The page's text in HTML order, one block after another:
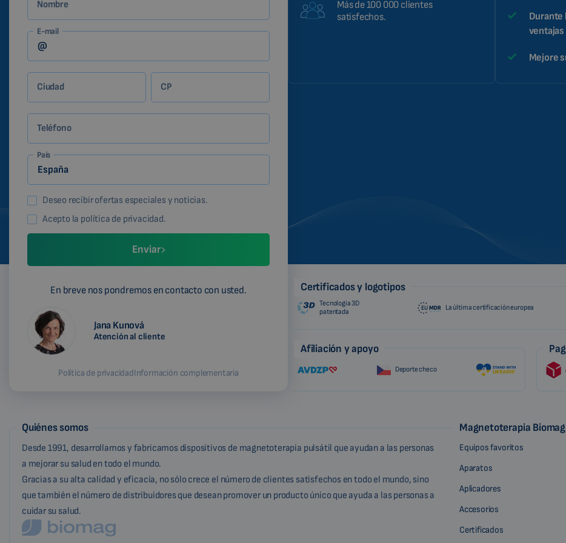
Nombre
E-mail
Ciudad CP
Teléfono
País
Deseo recibir ofertas especiales y noticias.
Acepto la política de privacidad.
Enviar
En breve nos pondremos en contacto con usted.
Jana Kunová
Atención al cliente
Política de privacidadInformación complementaria
Más de 100 000 clientes
satisfechos.
Durante
ventajas
Mejore
Certificados y logotipos
Tecnología 3D
patentada
La última certificación europea
Afiliación y apoyo
Deporte checo
Quiénes somos
Desde 1991, desarrollamos y fabricamos dispositivos de magnetoterapia pulsátil que ayudan a las personas
a mejorar su salud en todo el mundo.
Gracias a su alta calidad y eficacia, no sólo crece el número de clientes satisfechos en todo el mundo, sino
que también el número de distribuidores que desean promover un producto único que ayuda a las personas a
cuidar su salud.
Magnetoterapia Biomag
Equipos favoritos
Aparatos
Aplicadores
Accesorios
Certificados